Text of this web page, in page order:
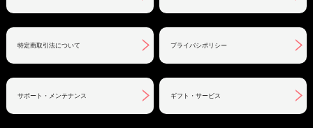
特定商取引法について プライバシポリシー
サポート・メンテナンス ギフト・サービス